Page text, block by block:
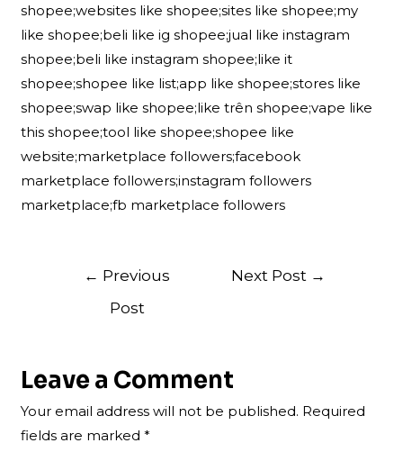
shopee;websites like shopee;sites like shopee;my
like shopee;beli like ig shopee;jual like instagram
shopee;beli like instagram shopee;like it
shopee;shopee like list;app like shopee;stores like
shopee;swap like shopee;like trên shopee;vape like
this shopee;tool like shopee;shopee like
website;marketplace followers;facebook
marketplace followers;instagram followers
marketplace;fb marketplace followers
Post
navigation
← Previous
Post
Next Post →
Leave a Comment
Your email address will not be published. Required
fields are marked*